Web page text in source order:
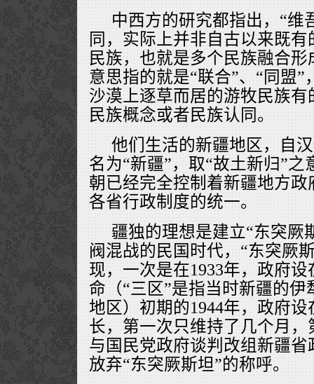
中西方的研究都指出，“维
同，实际上并非自古以来既
民族，也就是多个民族融合
意思指的就是“联合”、“同盟
沙漠上逐草而居的游牧民族
民族概念或者民族认同。
他们生活的新疆地区，自
名为“新疆”，取“故土新归”
朝已经完全控制着新疆地方
各省行政制度的统一。
疆独的理想是建立“东突厥
阀混战的民国时代，“东突厥
现，一次是在1933年，政府
命（“三区”是指当时新疆的
地区）初期的1944年，政府
长，第一次只维持了几个月
与国民党政府谈判改组新疆
放弃“东突厥斯坦”的称呼。